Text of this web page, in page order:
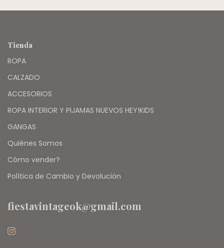
Tienda
ROPA
CALZADO
ACCESORIOS
ROPA INTERIOR Y PIJAMAS NUEVOS HEY!KIDS
GANGAS
Quiénes Somos
Cómo vender?
Política de Cambio y Devolución
fiestavintageok@gmail.com